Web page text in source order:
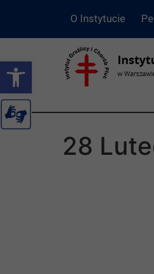
Otwórz pasek narzędzi
O Instytucie
28